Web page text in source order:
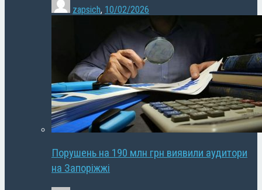
zapsich, 10/02/2026
Порушень на 190 млн грн виявили аудитори
на Запоріжжі